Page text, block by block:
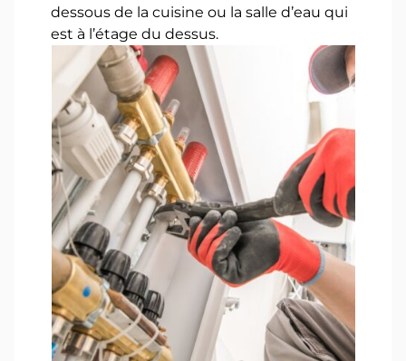
dessous de la cuisine ou la salle d’eau qui
est à l’étage du dessus.